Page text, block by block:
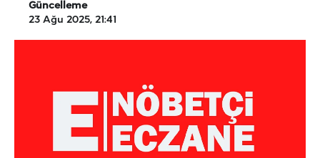
Güncelleme
23 Ağu 2025, 21:41